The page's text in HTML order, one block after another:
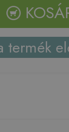
termék